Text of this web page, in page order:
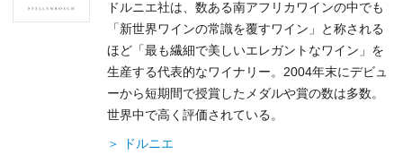
ドルニエ社は、数ある南アフリカワインの中でも
「新世界ワインの常識を覆すワイン」と称される
ほど「最も繊細で美しいエレガントなワイン」を
生産する代表的なワイナリー。2004年末にデビュ
ーから短期間で授賞したメダルや賞の数は多数。
世界中で高く評価されている。
＞ ドルニエ